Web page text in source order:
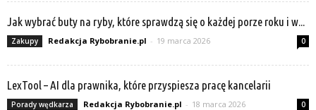
Jak wybrać buty na ryby, które sprawdzą się o każdej porze roku i w...
Zakupy Redakcja Rybobranie.pl - 19 marca 2026 0
LexTool – AI dla prawnika, które przyspiesza pracę kancelarii
Porady wędkarza Redakcja Rybobranie.pl - 18 marca 2026 0